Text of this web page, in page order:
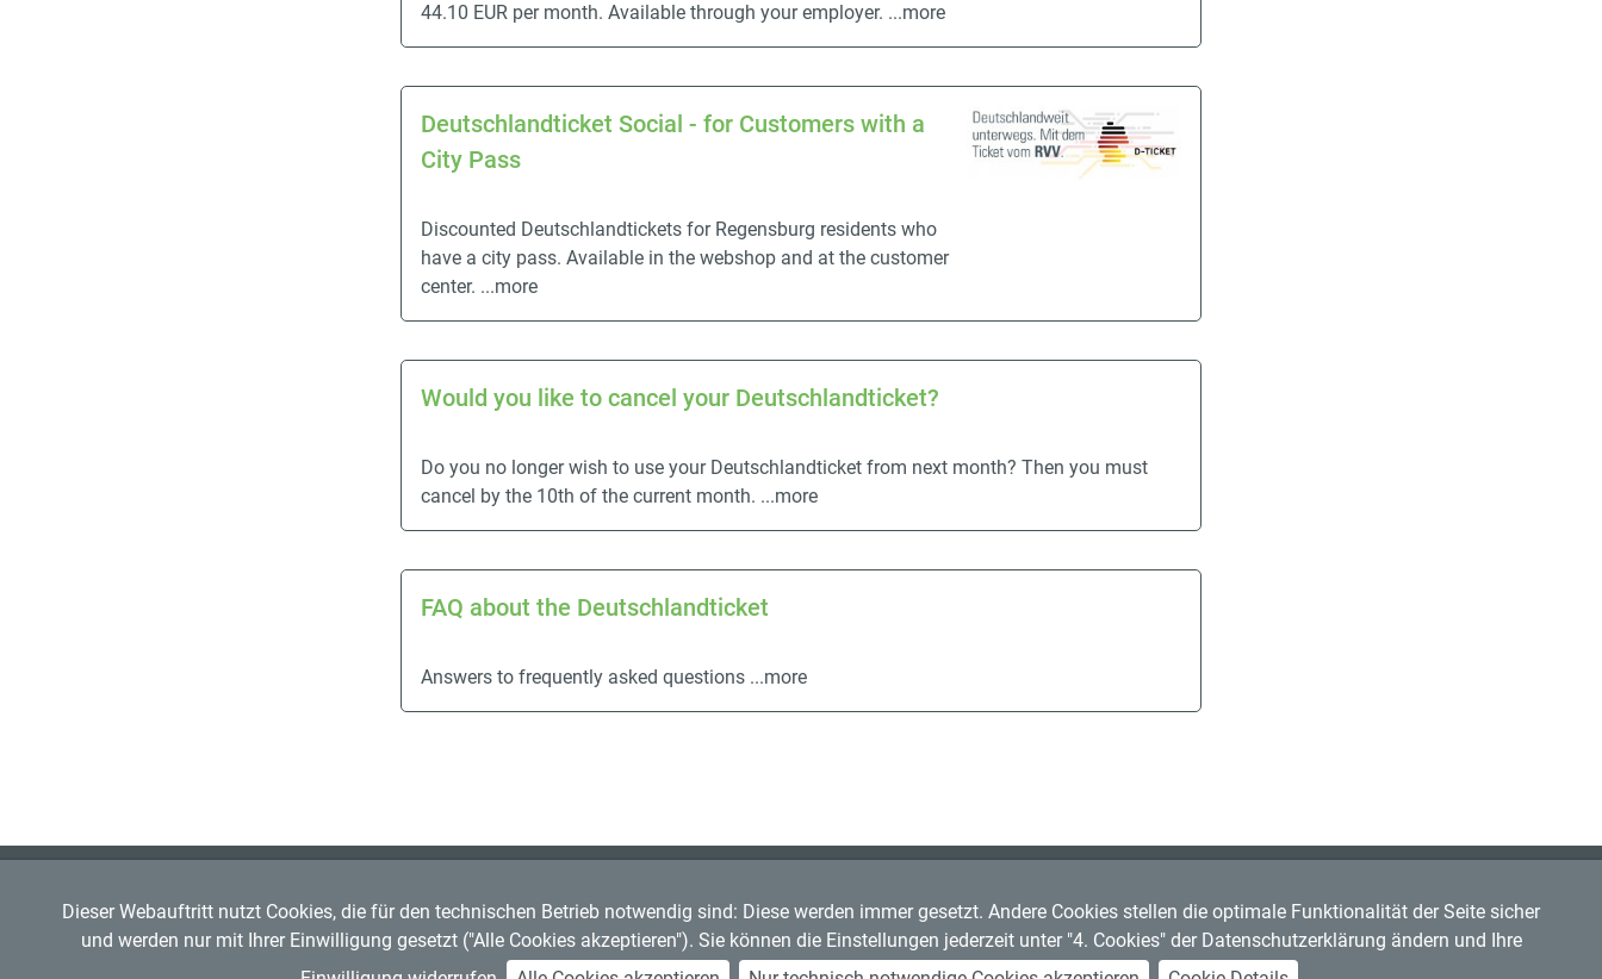
44.10 EUR per month. Available through your employer. ...more
Deutschlandticket Social - for Customers with a
City Pass
Discounted Deutschlandtickets for Regensburg residents who
have a city pass. Available in the webshop and at the customer
center. ...more
Would you like to cancel your Deutschlandticket?
Do you no longer wish to use your Deutschlandticket from next month? Then you must
cancel by the 10th of the current month. ...more
FAQ about the Deutschlandticket
Answers to frequently asked questions ...more
Mitglied imVDV
Copyright © 2026 RVV
Hemauerstr. 1, 93047 Regensburg
Telefon: 0941 20495555
Dieser Webauftritt nutzt Cookies, die für den technischen Betrieb notwendig sind: Diese werden immer gesetzt. Andere Cookies stellen die optimale Funktionalität der Seite sicher
und werden nur mit Ihrer Einwilligung gesetzt ("Alle Cookies akzeptieren"). Sie können die Einstellungen jederzeit unter "4. Cookies" der Datenschutzerklärung ändern und Ihre